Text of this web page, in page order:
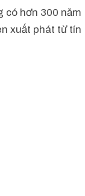
có hơn 300 năm
xuất phát từ tín